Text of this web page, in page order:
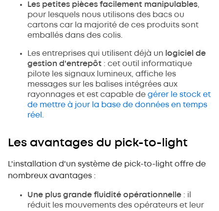
Les petites pièces facilement manipulables
pour lesquels nous utilisons des bacs ou
cartons car la majorité de ces produits sont
emballés dans des colis.
Les entreprises qui utilisent déjà un logiciel de
gestion d'entrepôt : cet outil informatique
pilote les signaux lumineux, affiche les
messages sur les balises intégrées aux
rayonnages et est capable de gérer le stock et
de mettre à jour la base de données en temps
réel.
Les avantages du pick-to-light
L'installation d'un système de pick-to-light offre de
nombreux avantages :
Une plus grande fluidité opérationnelle : il
réduit les mouvements des opérateurs et leur